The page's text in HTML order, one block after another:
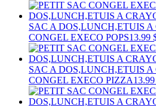
SAC A DOS,LUNCH,ETUIS
CONGEL EXECO POPS13.99
SAC A DOS,LUNCH,ETUIS
CONGEL EXECO PIZZA